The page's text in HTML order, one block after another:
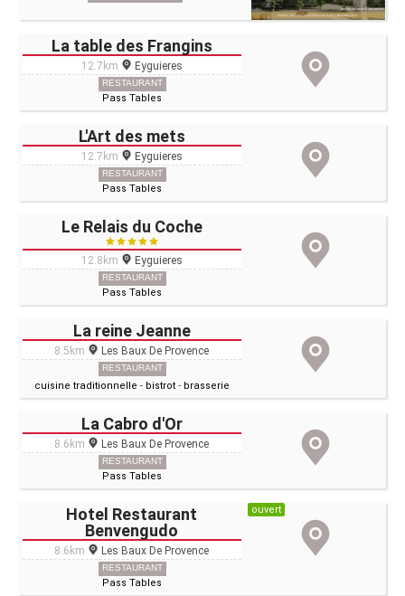
La table des Frangins
12.7km Eyguieres
RESTAURANT
Pass Tables
L'Art des mets
12.7km Eyguieres
RESTAURANT
Pass Tables
Le Relais du Coche
12.8km Eyguieres
RESTAURANT
Pass Tables
La reine Jeanne
8.5km Les Baux De Provence
RESTAURANT
cuisine traditionnelle - bistrot - brasserie
La Cabro d'Or
8.6km Les Baux De Provence
RESTAURANT
Pass Tables
Hotel Restaurant
Benvengudo
8.6km Les Baux De Provence
RESTAURANT
Pass Tables
ouvert